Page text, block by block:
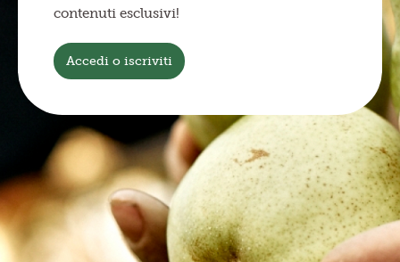
contenuti esclusivi!
Accedi o iscriviti